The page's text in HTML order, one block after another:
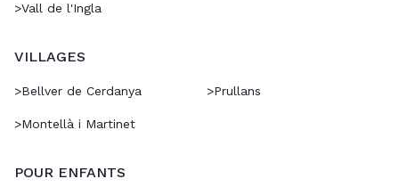
>Vall de l'Ingla
VILLAGES
>Bellver de Cerdanya >Prullans
>Montellà i Martinet
POUR ENFANTS